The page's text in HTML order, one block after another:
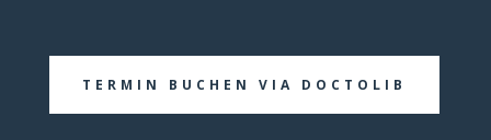
TERMIN BUCHEN VIA DOCTOLIB